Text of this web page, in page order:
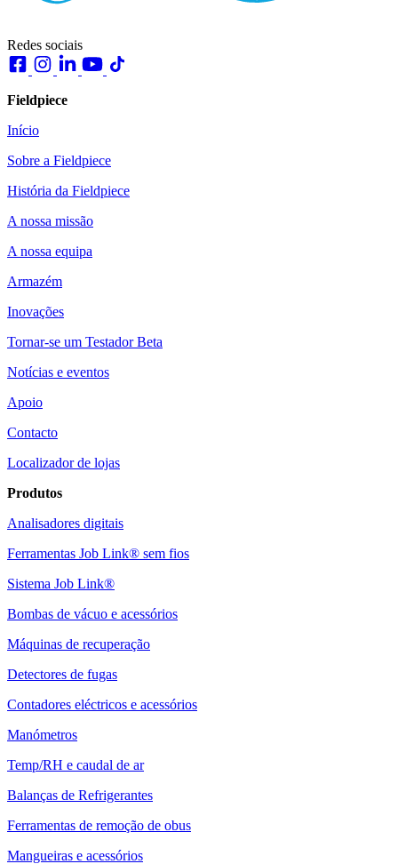
Redes sociais
Fieldpiece
Início
Sobre a Fieldpiece
História da Fieldpiece
A nossa missão
A nossa equipa
Armazém
Inovações
Tornar-se um Testador Beta
Notícias e eventos
Apoio
Contacto
Localizador de lojas
Produtos
Analisadores digitais
Ferramentas Job Link® sem fios
Sistema Job Link®
Bombas de vácuo e acessórios
Máquinas de recuperação
Detectores de fugas
Contadores eléctricos e acessórios
Manómetros
Temp/RH e caudal de ar
Balanças de Refrigerantes
Ferramentas de remoção de obus
Mangueiras e acessórios